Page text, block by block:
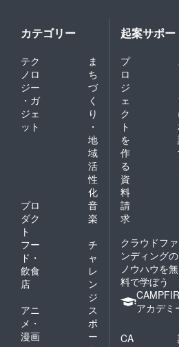
カテゴリー
テク
ノロ
ジー
・ガ
ジェ
ット
ま
ち
づ
く
り
・
地
域
活
性
化
プロ
ダク
ト
音
楽
フー
ド・
飲食
店
チ
ャ
レ
ン
ジ
アニ
メ・
漫画
ス
ポ
ー
起案サポー
プ
ロ
ジ
ェ
ク
ト
を
作
る
資
料
請
求
クラウドファ
ンディングの
ノウハウを無
料で学ぼう
アカデミ
CA